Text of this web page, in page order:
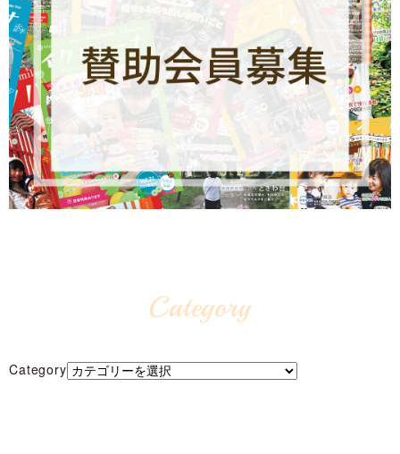
Category
Category